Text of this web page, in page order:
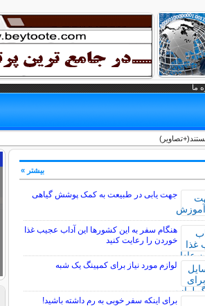
ما
جهت یابی در طبیعت به کمک پوشش گیاهی
هنگام سفر به این کشورها این آداب عجیب غذا
خوردن را رعایت کنید
لوازم مورد نیاز برای کمپینگ یک شبه
برای اینکه سفر خوبی به رم داشته باشید!
بیشتر »